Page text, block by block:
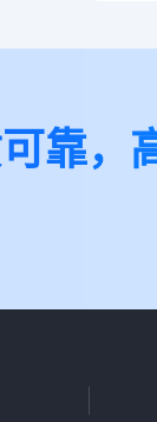
靠，